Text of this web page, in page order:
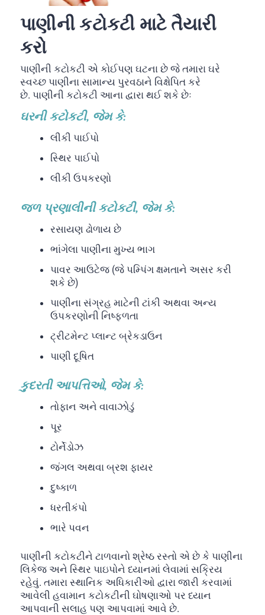
પાણીની કટોકટી માટે તૈયારી
કરો
પાણીની કટોકટી એ કોઈપણ ઘટના છે જે તમારા ઘરે
સ્વચ્છ પાણીના સામાન્ય પુરવઠાને વિક્ષેપિત કરે
છે. પાણીની કટોકટી આના દ્વારા થઈ શકે છેઃ
ઘરની કટોકટી, જેમ કે:
લીકી પાઈપો
સ્થિર પાઈપો
લીકી ઉપકરણો
જળ પ્રણાલીની કટોકટી, જેમ કે:
રસાયણ ઢોળાય છે
ભાંગેલા પાણીના મુખ્ય ભાગ
પાવર આઉટેજ (જે પમ્પિંગ ક્ષમતાને અસર કરી
શકે છે)
પાણીના સંગ્રહ માટેની ટાંકી અથવા અન્ય
ઉપકરણોની નિષ્ફળતા
ટ્રીટમેન્ટ પ્લાન્ટ બ્રેકડાઉન
પાણી દૂષિત
કુદરતી આપત્તિઓ, જેમ કે:
તોફાન અને વાવાઝોડું
પૂર
ટોર્નેડોઝ
જંગલ અથવા બ્રશ ફાયર
દુષ્કાળ
ધરતીકંપો
ભારે પવન
પાણીની કટોકટીને ટાળવાનો શ્રેષ્ઠ રસ્તો એ છે કે પાણીના
લિકેજ અને સ્થિર પાઇપોને ધ્યાનમાં લેવામાં સક્રિય
રહેવું. તમારા સ્થાનિક અધિકારીઓ દ્વારા જારી કરવામાં
આવેલી હવામાન કટોકટીની ઘોષણાઓ પર ધ્યાન
આપવાની સલાહ પણ આપવામાં આવે છે.